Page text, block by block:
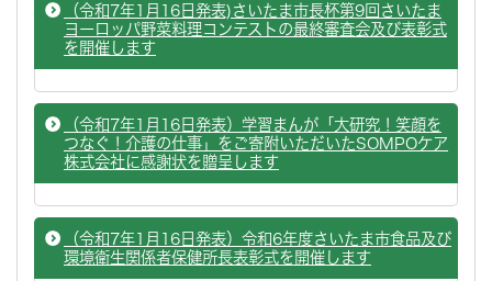
（令和7年1月16日発表)さいたま市長杯第9回さいたま
ヨーロッパ野菜料理コンテストの最終審査会及び表彰式
を開催します
（令和7年1月16日発表）学習まんが「大研究！笑顔を
つなぐ！介護の仕事」をご寄附いただいたSOMPOケア
株式会社に感謝状を贈呈します
（令和7年1月16日発表）令和6年度さいたま市食品及び
環境衛生関係者保健所長表彰式を開催します